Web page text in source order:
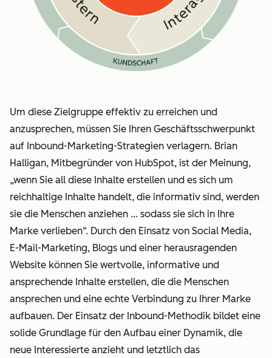
Um diese Zielgruppe effektiv zu erreichen und
anzusprechen, müssen Sie Ihren Geschäftsschwerpunkt
auf Inbound-Marketing-Strategien verlagern. Brian
Halligan, Mitbegründer von HubSpot, ist der Meinung,
„wenn Sie all diese Inhalte erstellen und es sich um
reichhaltige Inhalte handelt, die informativ sind, werden
sie die Menschen anziehen … sodass sie sich in Ihre
Marke verlieben“. Durch den Einsatz von Social Media,
E-Mail-Marketing, Blogs und einer herausragenden
Website können Sie wertvolle, informative und
ansprechende Inhalte erstellen, die die Menschen
ansprechen und eine echte Verbindung zu Ihrer Marke
aufbauen. Der Einsatz der Inbound-Methodik bildet eine
solide Grundlage für den Aufbau einer Dynamik, die
neue Interessierte anzieht und letztlich das